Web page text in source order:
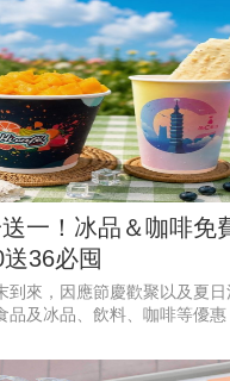
一！冰品＆咖啡免
36必囤
到來，因應節慶歡聚以及夏
品及冰品、飲料、咖啡等優惠